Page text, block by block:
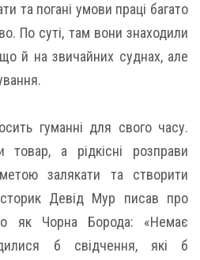
та погані умови праці багато
По суті, там вони знаходили
й на звичайних суднах, але
гуманні для свого часу.
а рідкісні розправи
залякати та створити
Девід Мур писав про
як Чорна Борода: «Немає
б свідчення, які б